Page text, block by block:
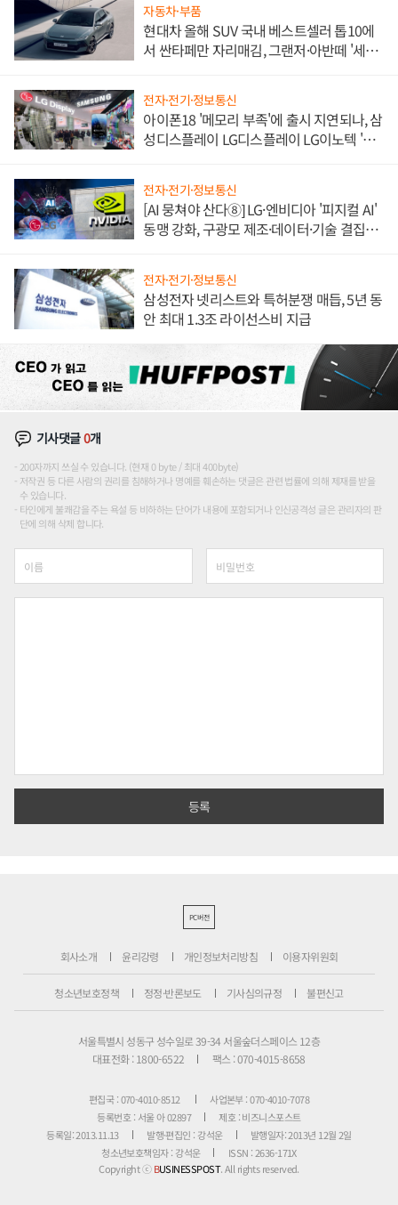
자동차·부품
현대차 올해 SUV 국내 베스트셀러 톱10에
서 싼타페만 자리매김, 그랜저·아반떼 '세단
전자·전기·정보통신
아이폰18 '메모리 부족'에 출시 지연되나, 삼
성디스플레이 LG디스플레이 LG이노텍 '탈
전자·전기·정보통신
[AI 뭉쳐야 산다⑧] LG·엔비디아 '피지컬 AI'
동맹 강화, 구광모 제조·데이터·기술 결집
전자·전기·정보통신
삼성전자 넷리스트와 특허분쟁 매듭, 5년 동
안 최대 1.3조 라이선스비 지급
기사댓글0개
200자까지 쓰실 수 있습니다. (현재 0 byte / 최대 400byte)
저작권 등 다른 사람의 권리를 침해하거나 명예를 훼손하는 댓글은 관련 법률에 의해 제재를 받을
수 있습니다.
타인에게 불쾌감을 주는 욕설 등 비하하는 단어가 내용에 포함되거나 인신공격성 글은 관리자의 판
단에 의해 삭제 합니다.
PC버전
회사소개 윤리강령 개인정보처리방침 이용자위원회
청소년보호정책 정정·반론보도 기사심의규정 불편신고
서울특별시 성동구 성수일로 39-34 서울숲더스페이스 12층
대표전화 : 1800-6522
팩스 : 070-4015-8658
편집국 : 070-4010-8512
사업본부 : 070-4010-7078
등록번호 : 서울 아 02897
제호 : 비즈니스포스트
등록일: 2013.11.13
발행·편집인 : 강석운
발행일자: 2013년 12월 2일
청소년보호책임자 : 강석운
ISSN : 2636-171X
Copyright ⓒBUSINESSPOST. All rights reserved.